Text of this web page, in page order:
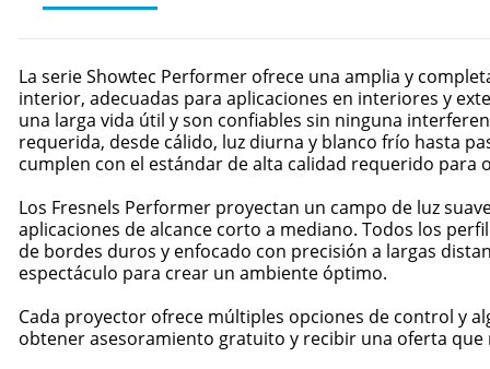
La serie Showtec Performer ofrece una amplia y
interior, adecuadas para aplicaciones en interiores y
una larga vida útil y son confiables sin ninguna
requerida, desde cálido, luz diurna y blanco frío hasta
cumplen con el estándar de alta calidad requerido
Los Fresnels Performer proyectan un campo de luz
aplicaciones de alcance corto a mediano. Todos los
de bordes duros y enfocado con precisión a largas
espectáculo para crear un ambiente óptimo.
Cada proyector ofrece múltiples opciones de control y
obtener asesoramiento gratuito y recibir una oferta